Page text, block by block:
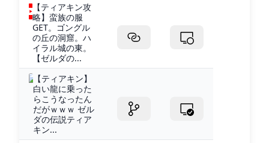
【ティアキン攻
略】蛮族の服
GET。ゴングル
の丘の洞窟。ハ
イラル城の東。
【ゼルダの...
【ティアキン】
白い龍に乗った
らこうなったん
だがｗｗｗ ゼル
ダの伝説ティア
キン...